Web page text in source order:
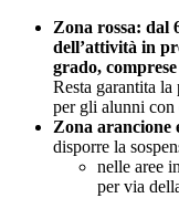
Zona rossa: dal
dell’attività in
grado,
Resta garantita
per gli alunni con
Zona arancione
disporre la
nelle aree
per via